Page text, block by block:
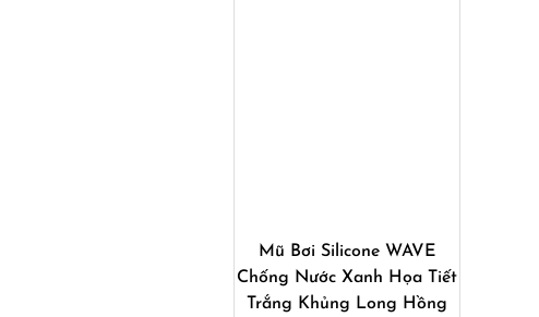
Mũ Bơi Silicone WAVE
Chống Nước Xanh Họa Tiết
Trắng Khủng Long Hồng